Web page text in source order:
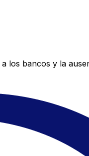
los bancos y la